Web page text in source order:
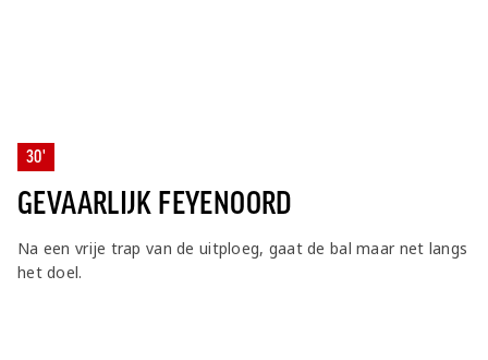
30'
GEVAARLIJK FEYENOORD
Na een vrije trap van de uitploeg, gaat de bal maar net langs
het doel.